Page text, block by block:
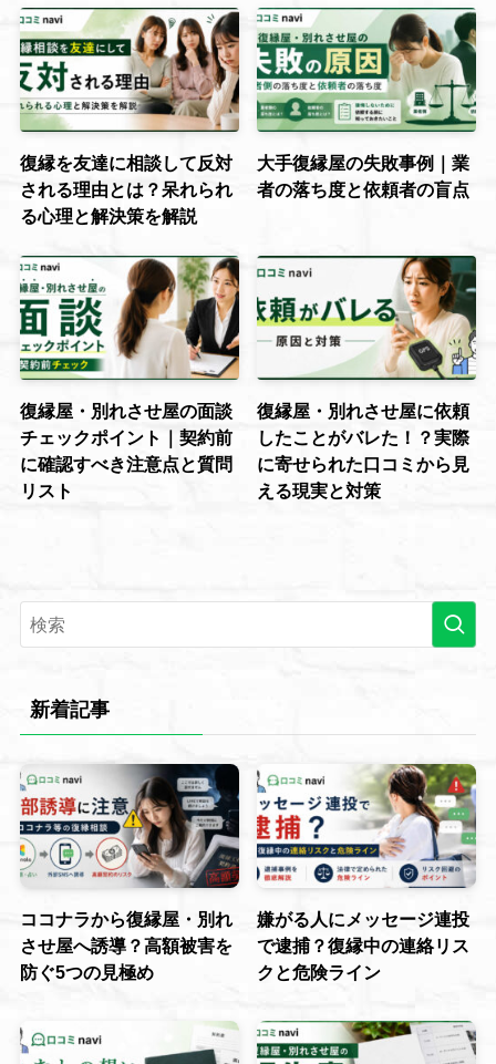
復縁を友達に相談して反対
される理由とは？呆れられ
る心理と解決策を解説
大手復縁屋の失敗事例｜業
者の落ち度と依頼者の盲点
復縁屋・別れさせ屋の面談
チェックポイント｜契約前
に確認すべき注意点と質問
リスト
復縁屋・別れさせ屋に依頼
したことがバレた！？実際
に寄せられた口コミから見
える現実と対策
新着記事
ココナラから復縁屋・別れ
させ屋へ誘導？高額被害を
防ぐ5つの見極め
嫌がる人にメッセージ連投
で逮捕？復縁中の連絡リス
クと危険ライン